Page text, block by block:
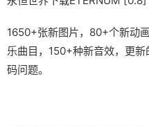
1650+张新图片，80+个新动
乐曲目，150+种新音效，更
码问题。